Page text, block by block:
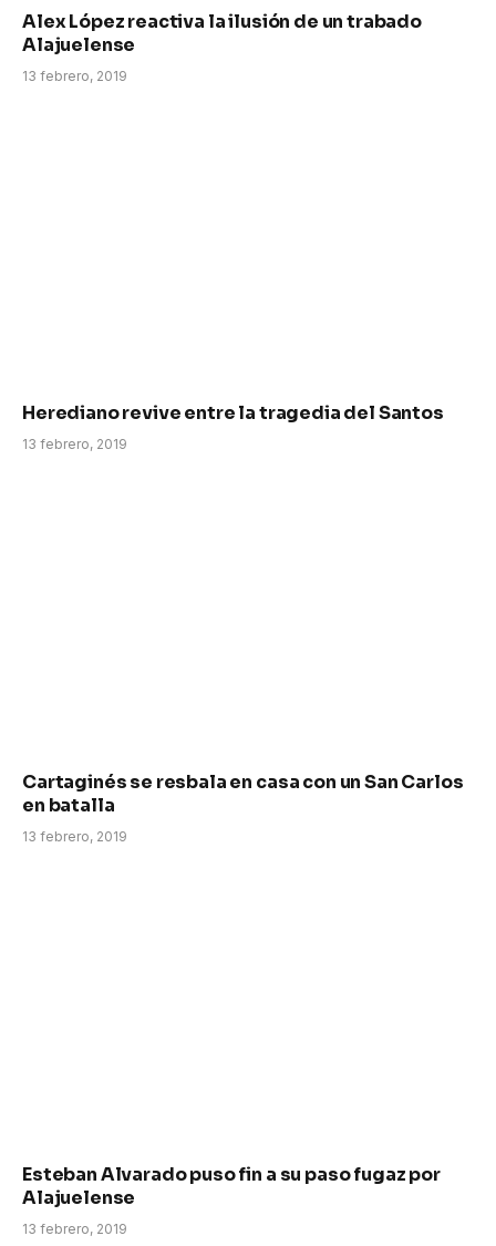
Alex López reactiva la ilusión de un trabado
Alajuelense
13 febrero, 2019
Herediano revive entre la tragedia del Santos
13 febrero, 2019
Cartaginés se resbala en casa con un San Carlos
en batalla
13 febrero, 2019
Esteban Alvarado puso fin a su paso fugaz por
Alajuelense
13 febrero, 2019